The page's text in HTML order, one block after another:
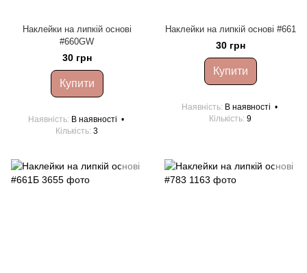
Наклейки на липкій основі
#660GW
30 грн
Купити
Наявність В наявності
Кількість 3
Наклейки на липкій основі #661
30 грн
Купити
Наявність В наявності
Кількість 9